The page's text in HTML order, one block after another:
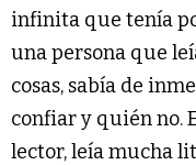
infinita que tenía
una persona que
cosas, sabía de
confiar y quién no.
lector, leía mucha